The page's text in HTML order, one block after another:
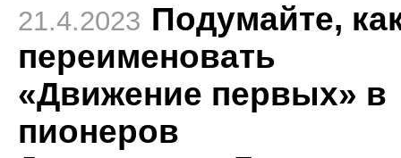
21.4.2023 Подумайте,
переименовать
«Движение первых» в
пионеров